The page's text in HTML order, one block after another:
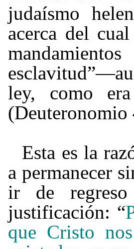
judaísmo
acerca del
esclavitud”—
ley, como
Esta es la
a permanecer
ir de
justificación: “
que Cristo